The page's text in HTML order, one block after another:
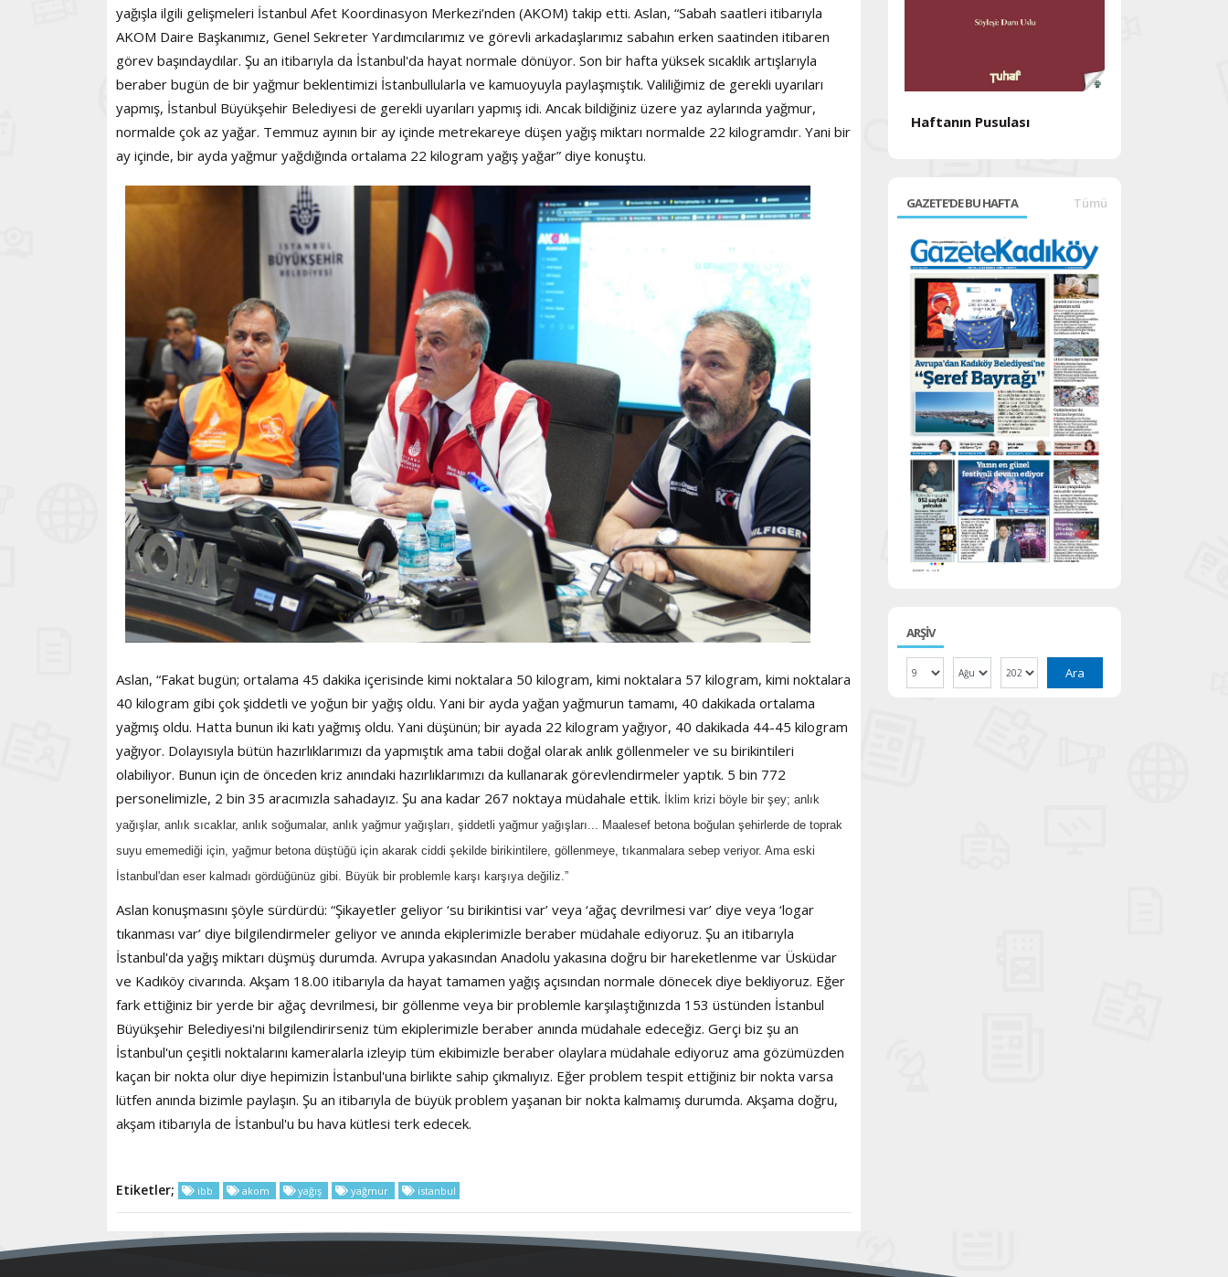
yağışla ilgili gelişmeleri İstanbul Afet Koordinasyon Merkezi’nden (AKOM) takip etti. Aslan, “Sabah saatleri itibarıyla
AKOM Daire Başkanımız, Genel Sekreter Yardımcılarımız ve görevli arkadaşlarımız sabahın erken saatinden itibaren
görev başındaydılar. Şu an itibarıyla da İstanbul'da hayat normale dönüyor. Son bir hafta yüksek sıcaklık artışlarıyla
beraber bugün de bir yağmur beklentimizi İstanbullularla ve kamuoyuyla paylaşmıştık. Valiliğimiz de gerekli uyarıları
yapmış, İstanbul Büyükşehir Belediyesi de gerekli uyarıları yapmış idi. Ancak bildiğiniz üzere yaz aylarında yağmur,
normalde çok az yağar. Temmuz ayının bir ay içinde metrekareye düşen yağış miktarı normalde 22 kilogramdır. Yani bir
ay içinde, bir ayda yağmur yağdığında ortalama 22 kilogram yağış yağar” diye konuştu.
Aslan, “Fakat bugün; ortalama 45 dakika içerisinde kimi noktalara 50 kilogram, kimi noktalara 57 kilogram, kimi noktalara
40 kilogram gibi çok şiddetli ve yoğun bir yağış oldu. Yani bir ayda yağan yağmurun tamamı, 40 dakikada ortalama
yağmış oldu. Hatta bunun iki katı yağmış oldu. Yani düşünün; bir ayada 22 kilogram yağıyor, 40 dakikada 44-45 kilogram
yağıyor. Dolayısıyla bütün hazırlıklarımızı da yapmıştık ama tabii doğal olarak anlık göllenmeler ve su birikintileri
olabiliyor. Bunun için de önceden kriz anındaki hazırlıklarımızı da kullanarak görevlendirmeler yaptık. 5 bin 772
personelimizle, 2 bin 35 aracımızla sahadayız. Şu ana kadar 267 noktaya müdahale ettik.
İklim krizi böyle bir şey; anlık
yağışlar, anlık sıcaklar, anlık soğumalar, anlık yağmur yağışları, şiddetli yağmur yağışları... Maalesef betona boğulan şehirlerde de toprak
suyu ememediği için, yağmur betona düştüğü için akarak ciddi şekilde birikintilere, göllenmeye, tıkanmalara sebep veriyor. Ama eski
İstanbul'dan eser kalmadı gördüğünüz gibi. Büyük bir problemle karşı karşıya değiliz.”
Aslan konuşmasını şöyle sürdürdü: “Şikayetler geliyor ‘su birikintisi var’ veya ‘ağaç devrilmesi var’ diye veya ‘logar
tıkanması var’ diye bilgilendirmeler geliyor ve anında ekiplerimizle beraber müdahale ediyoruz. Şu an itibarıyla
İstanbul'da yağış miktarı düşmüş durumda. Avrupa yakasından Anadolu yakasına doğru bir hareketlenme var Üsküdar
ve Kadıköy civarında. Akşam 18.00 itibarıyla da hayat tamamen yağış açısından normale dönecek diye bekliyoruz. Eğer
fark ettiğiniz bir yerde bir ağaç devrilmesi, bir göllenme veya bir problemle karşılaştığınızda 153 üstünden İstanbul
Büyükşehir Belediyesi'ni bilgilendirirseniz tüm ekiplerimizle beraber anında müdahale edeceğiz. Gerçi biz şu an
İstanbul'un çeşitli noktalarını kameralarla izleyip tüm ekibimizle beraber olaylara müdahale ediyoruz ama gözümüzden
kaçan bir nokta olur diye hepimizin İstanbul'una birlikte sahip çıkmalıyız. Eğer problem tespit ettiğiniz bir nokta varsa
lütfen anında bizimle paylaşın. Şu an itibarıyla de büyük problem yaşanan bir nokta kalmamış durumda. Akşama doğru,
akşam itibarıyla de İstanbul'u bu hava kütlesi terk edecek.
Etiketler; ibb akom yağış yağmur istanbul
Haftanın Sinevizyonu Haftanın Pusulası
Haftanın Pusulası
GAZETE'DE BU HAFTA Tümü
ARŞİV
Ara